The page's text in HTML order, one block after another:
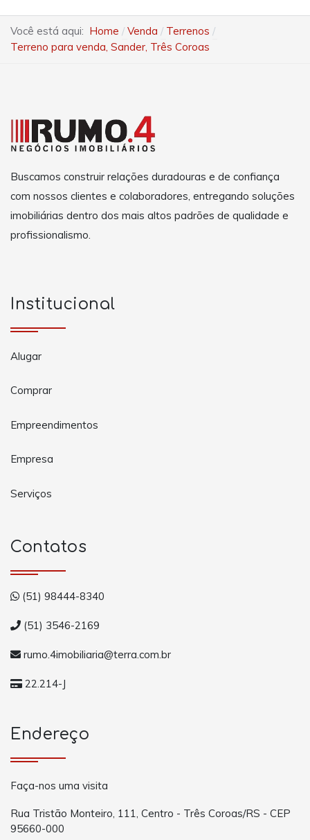
Você está aqui: Home Venda
Terrenos
Terreno para venda, Sander, Três Coroas
Buscamos construir relações duradouras e de confiança
com nossos clientes e colaboradores, entregando soluções
imobiliárias dentro dos mais altos padrões de qualidade e
profissionalismo.
Institucional
Alugar
Comprar
Empreendimentos
Empresa
Serviços
Contatos
(51) 98444-8340
(51) 3546-2169
rumo.4imobiliaria@terra.com.br
22.214-J
Endereço
Faça-nos uma visita
Rua Tristão Monteiro, 111, Centro - Três Coroas/RS - CEP
95660-000